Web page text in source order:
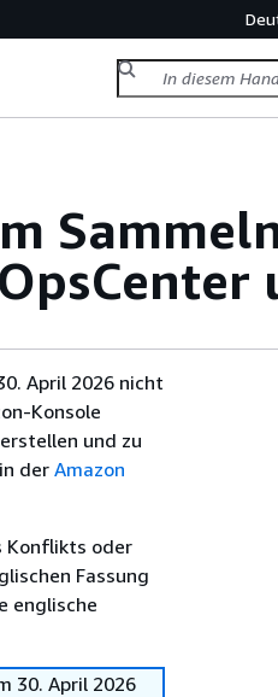
April 2026 nicht
Konsole
und zu
der Amazon
Konflikts oder
Fassung
englische
30. April 2026